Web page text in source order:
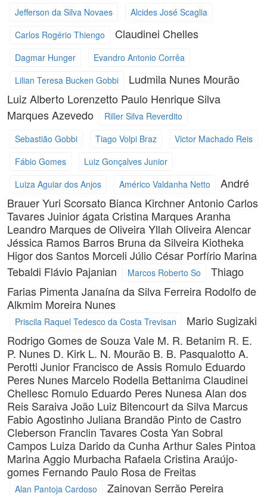
Jefferson da Silva Novaes
Alcides José Scaglia
Carlos Rogério Thiengo
Claudinei Chelles
Dagmar Hunger
Evandro Antonio Corrêa
Lilian Teresa Bucken Gobbi
Ludmila Nunes Mourão
Luiz Alberto Lorenzetto Paulo Henrique Silva
Marques Azevedo
Riller Silva Reverdito
Sebastião Gobbi
Tiago Volpi Braz
Victor Machado Reis
Fábio Gomes
Luiz Gonçalves Junior
Luiza Aguiar dos Anjos
Américo Valdanha Netto
André
BrauerYuri Scorsato Bianca KirchnerAntonio Carlos
Tavares Juiniorágata Cristina Marques Aranha
Leandro Marques de OliveiraYllah Oliveira Alencar
Jéssica Ramos Barros Bruna da Silveira Kiotheka
Higor dos Santos Morceli Júlio César Porfírio Marina
Tebaldi Flávio Pajanian Marcos Roberto So
Thiago
Farias PimentaJanaína da Silva Ferreira Rodolfo de
Alkmim Moreira Nunes
Priscila Raquel Tedesco da Costa Trevisan
Mario Sugizaki
Rodrigo Gomes de Souza Vale M. R. Betanim R. E.
P. Nunes D. Kirk L. N. Mourão B. B. Pasqualotto A.
Perotti Junior Francisco de Assis Romulo Eduardo
Peres Nunes Marcelo Rodella Bettanima Claudinei
Chellesc Romulo Eduardo Peres NunesaAlan dos
Reis SaraivaJoão Luiz Bitencourt da Silva Marcus
Fabio Agostinho Juliana Brandão Pinto de Castro
Cleberson Franclin Tavares CostaYan Sobral
Campos Luiza Darido da CunhaArthur Sales Pintoa
Marina Aggio Murbacha Rafaela Cristina Araújo-
gomes Fernando Paulo Rosa de Freitas
Alan Pantoja Cardoso
Zainovan Serrão Pereira